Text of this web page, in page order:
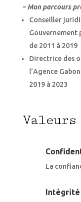
– Mon parcours
Conseiller
Gouvernement
de 2011 à 2019
Directrice des
l’Agence
2019 à 2023
Valeurs
La
Intégrité